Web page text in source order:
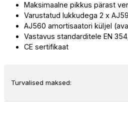
CE2052L
H1F1
ABWLL
kogus
Maksimaalne pikkus pärast
Varustatud lukkudega 2 x
AJ560 amortisaatori küljel
Vastavus standarditele EN
CE sertifikaat
Turvalised maksed: